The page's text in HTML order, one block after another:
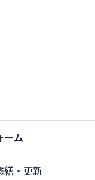
ーム
繕・更新